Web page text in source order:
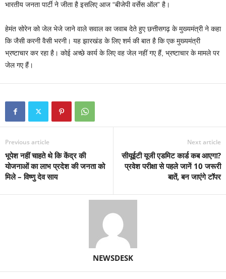
भारतीय जनता पार्टी ने जीता है इसलिए आज “बीजेपी वर्सेस ऑल” है।
हेमंत सोरेन को जेल भेजे जाने वाले सवाल का जवाब देते हुए छत्तीसगढ़ के मुख्यमंत्री ने कहा
कि जैसी करनी वैसी भरनी। यह झारखंड के लिए शर्म की बात है कि एक मुख्यमंत्री
भ्रष्टाचार कर रहा है। कोई अच्छे कार्य के लिए वह जेल नहीं गए हैं, भ्रष्टाचार के मामले पर
जेल गए हैं।
Previous article
भूपेश नहीं चाहते थे कि केंद्र की
योजनाओं का लाभ प्रदेश की जनता को
मिले – विष्णु देव साय
Next article
सीयूईटी यूजी एडमिट कार्ड कब आएगा?
प्रवेश परीक्षा से पहले जानें 10 जरूरी
बातें, बन जाएंगे टॉपर
NEWSDESK